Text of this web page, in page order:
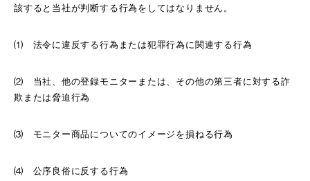
該すると当社が判断する行為をしてはなりません。
⑴ 法令に違反する行為または犯罪行為に関連する行為
⑵ 当社、他の登録モニターまたは、その他の第三者に対する詐
欺または脅迫行為
⑶ モニター商品についてのイメージを損ねる行為
⑷ 公序良俗に反する行為